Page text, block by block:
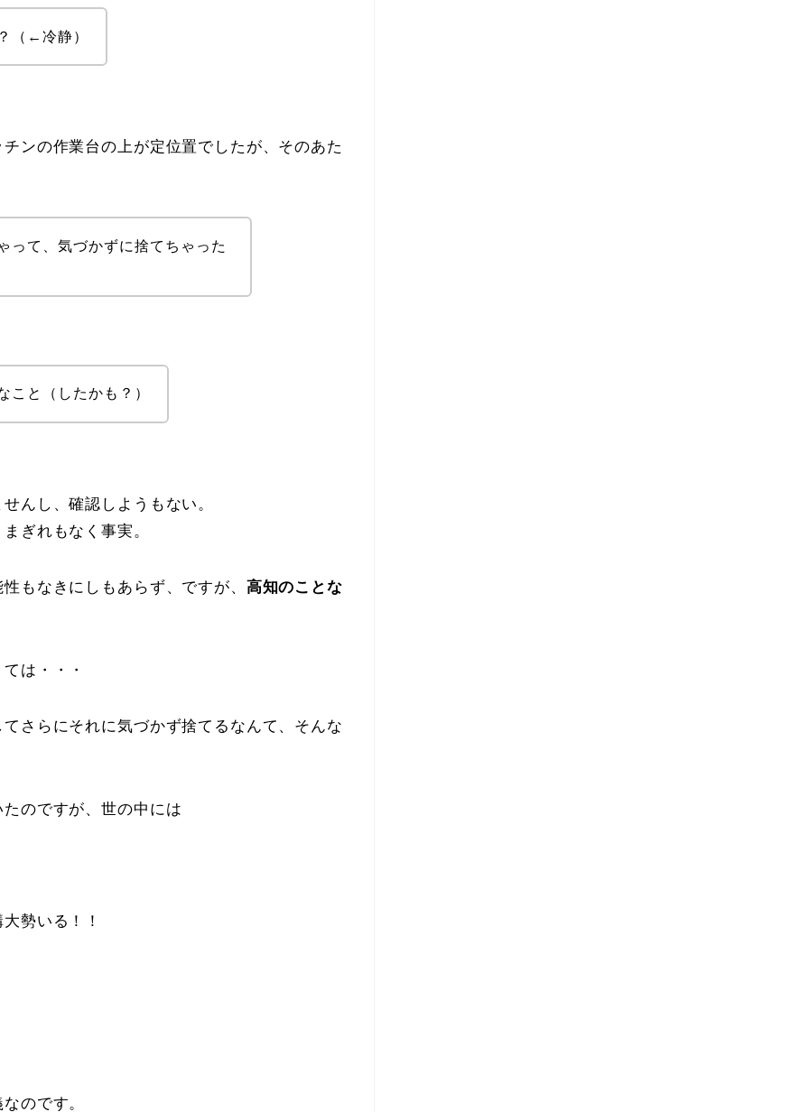
（←冷静）
ンの作業台の上が定位置でしたが、そのあた
って、気づかずに捨てちゃった
こと（したかも？）
んし、確認しようもない。
ぎれもなく事実。
もなきにしもあらず、ですが、 高知のことな
は・・・
さらにそれに気づかず捨てるなんて、そんな
のですが、世の中には
勢いる！！
のです。